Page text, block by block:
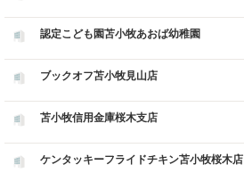
認定こども園苫小牧あおば幼稚園
ブックオフ苫小牧見山店
苫小牧信用金庫桜木支店
ケンタッキーフライドチキン苫小牧桜木店